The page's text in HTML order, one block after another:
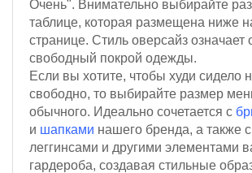
Очень". Внимательно выбирайте
таблице, которая размещена ниже
странице. Стиль оверсайз означает
свободный покрой одежды.
Если вы хотите, чтобы худи сидело
свободно, то выбирайте размер
обычного. Идеально сочетается с
и шапками нашего бренда, а также
леггинсами и другими элементами
гардероба, создавая стильные